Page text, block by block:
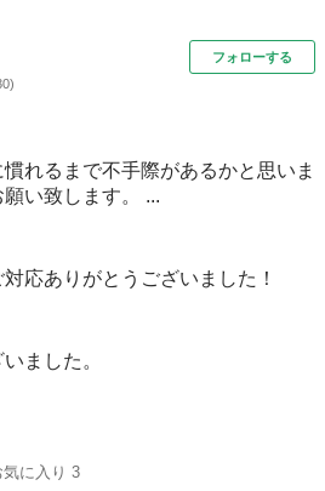
)
フォローする
れるまで不手際があるかと思いま
い致します。 ...
応ありがとうございました！
ました。
気に入り 3